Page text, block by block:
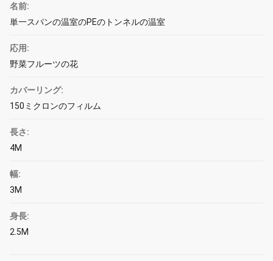
名前:
単一スパンの温室のPEのトンネルの温室
応用:
野菜フルーツの花
カバーリング:
150ミクロンのフィルム
長さ:
4M
幅:
3M
身長:
2.5M